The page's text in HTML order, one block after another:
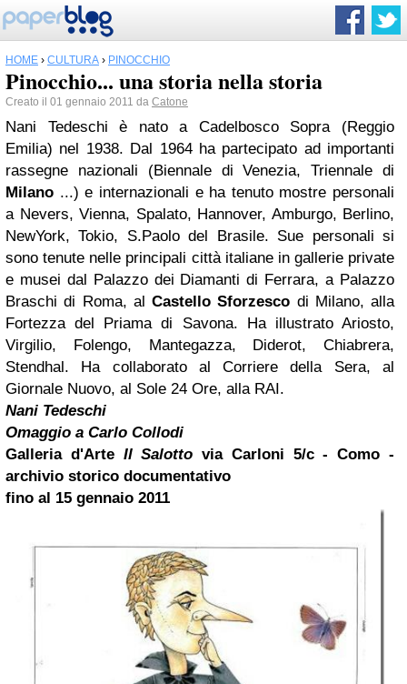
HOME › CULTURA › PINOCCHIO
Pinocchio... una storia nella storia
Creato il 01 gennaio 2011 da Catone
Nani Tedeschi è nato a Cadelbosco Sopra (Reggio
Emilia) nel 1938. Dal 1964 ha partecipato ad importanti
rassegne nazionali (Biennale di Venezia, Triennale di
Milano ...) e internazionali e ha tenuto mostre personali
a Nevers, Vienna, Spalato, Hannover, Amburgo, Berlino,
NewYork, Tokio, S.Paolo del Brasile. Sue personali si
sono tenute nelle principali città italiane in gallerie private
e musei dal Palazzo dei Diamanti di Ferrara, a Palazzo
Braschi di Roma, al Castello Sforzesco di Milano, alla
Fortezza del Priama di Savona. Ha illustrato Ariosto,
Virgilio, Folengo, Mantegazza, Diderot, Chiabrera,
Stendhal. Ha collaborato al Corriere della Sera, al
Giornale Nuovo, al Sole 24 Ore, alla RAI.
Nani Tedeschi
Omaggio a Carlo Collodi
Galleria d'ArteIl Salotto via Carloni 5/c -Como -
archivio storico documentativo
fino al 15 gennaio 2011